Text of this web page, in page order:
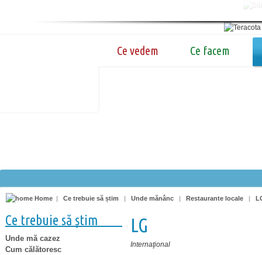
Ce vedem Ce facem
Home | Ce trebuie să știm | Unde mănânc | Restaurante locale |
Ce trebuie să știm
Unde mă cazez
Cum călătoresc
LG
Internaţional